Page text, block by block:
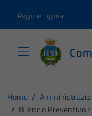
Regione Liguria
Home /
/ Bilancio Preventivo